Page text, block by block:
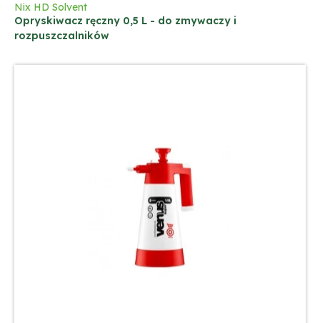
Nix HD Solvent
Opryskiwacz ręczny 0,5 L - do zmywaczy i
rozpuszczalników